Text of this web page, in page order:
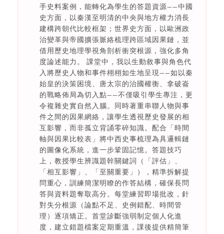
手史料案例，能轉化為學生的答題資源——中國
史方面，以秦漢至明清的中央與地方權力消長
建構跨朝代比較框架；世界史方面，以歐洲政
治變革與帝國擴張脈絡梳理跨區域因果鏈，並
借用歷史地理學視角剖析衝突根源，強化多角
度論述能力。 課堂中，我以生動敘事與角色代
入將歷史人物和事件栩栩如生地呈現——如以秦
始皇的決策困境、唐太宗的治國權衡、拿破崙
的戰略佈局為切入點——不僅吸引學生專注，更
令複雜史實自然入腦。同時著重串聯人物與事
件之間的因果網絡，讓學生透視歷史發展的相
互影響，而非孤立背誦零碎知識。配合「時間
軸與因果比較表」將中西史事梳理為具邏輯鏈
的圖像化系統，進一步鞏固記憶。答題技巧
上，教授學生辨識題幹關鍵詞（「評估」、
「相互影響」、「至關重要」），精準拆解提
問重心，訓練簡潔明瞭的作答結構，確保長問
答與資料題奪取高分。每堂練習即場批改，針
對失分根源（論點不足、史例錯配、時間管
理）逐項矯正。首堂診斷強弱制定個人化進
度，建立錯題檔案定期重溫，課後提供精簡筆